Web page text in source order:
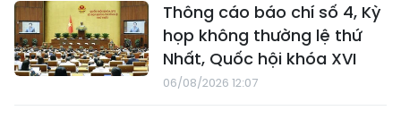
Thông cáo báo chí số 4, Kỳ
họp không thường lệ thứ
Nhất, Quốc hội khóa XVI
06/08/2026 12:07